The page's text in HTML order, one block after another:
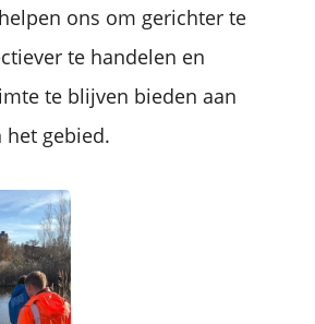
ons om gerichter te
te handelen en
te blijven bieden aan
gebied.